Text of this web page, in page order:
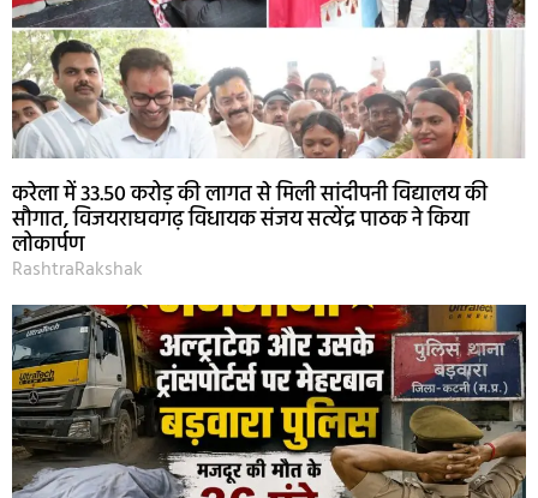
करेला में 33.50 करोड़ की लागत से मिली सांदीपनी विद्यालय की
सौगात, विजयराघवगढ़ विधायक संजय सत्येंद्र पाठक ने किया
लोकार्पण
RashtraRakshak